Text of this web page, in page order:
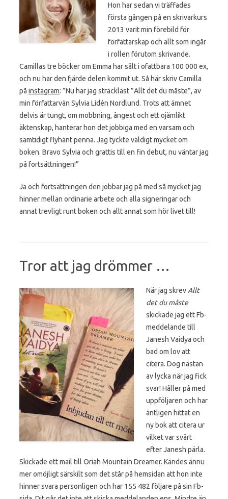
Hon har sedan vi träffades
första gången på en skrivarkurs
2013 varit min förebild för
författarskap och allt som ingår
i rollen förutom skrivande.
Camillas tre böcker om Emma har sålt i ofattbara 100 000 ex,
och nu har den fjärde delen kommit ut. Så här skriv Camilla
på instagram: ”Nu har jag sträckläst ”Allt det du måste”, av
min författarvän Sylvia Lidén Nordlund. Trots att ämnet
delvis är tungt, om mobbning, ångest och ett ojämlikt
äktenskap, hanterar hon det jobbiga med en varsam och
samtidigt flyhänt penna. Jag tyckte väldigt mycket om
boken. Bravo Sylvia och grattis till en fin debut, nu väntar jag
på fortsättningen!”
Ja och fortsättningen den jobbar jag på med så mycket jag
hinner mellan ordinarie arbete och alla signeringar och
annat trevligt runt boken och allt annat som hör livet till!
Tror att jag drömmer …
När jag skrev Allt
det du måste
skickade jag ett Fb-
meddelande till
Janesh Vaidya och
bad om lov att
citera. Dog nästan
av lycka när jag fick
svar! Håller på med
uppföljaren och har
äntligen hittat en
ny bok att citera ur
vilket var svårt
efter Janesh pärla.
Skickade ett mail till Oriah Mountain Dreamer. Kändes ännu
mer omöjligt särskilt som det står på hemsidan att hon inte
hinner svara personligen och har 155 482 följare på sin Fb-